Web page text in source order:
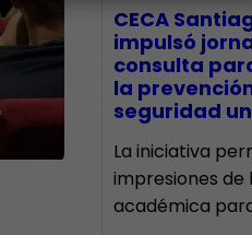
CECA
impulsó
consulta
la
seguridad
La iniciativa
impresiones de
académica